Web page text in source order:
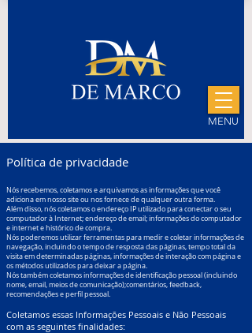
MENU
Política de privacidade
Nós recebemos, coletamos e arquivamos as informações que você
adiciona em nosso site ou nos fornece de qualquer outra forma.
Além disso, nós coletamos o endereço IP utilizado para conectar o seu
computador à Internet; endereço de email; informações do computador
e internet e histórico de compra.
Nós poderemos utilizar ferramentas para medir e coletar informações de
navegação, incluindo o tempo de resposta das páginas, tempo total da
visita em determinadas páginas, informações de interação com página e
os métodos utilizados para deixar a página.
Nós também coletamos informações de identificação pessoal (incluindo
nome, email, meios de comunicação);comentários, feedback,
recomendações e perfil pessoal.
Coletamos essas Informações Pessoais e Não Pessoais
com as seguintes finalidades: